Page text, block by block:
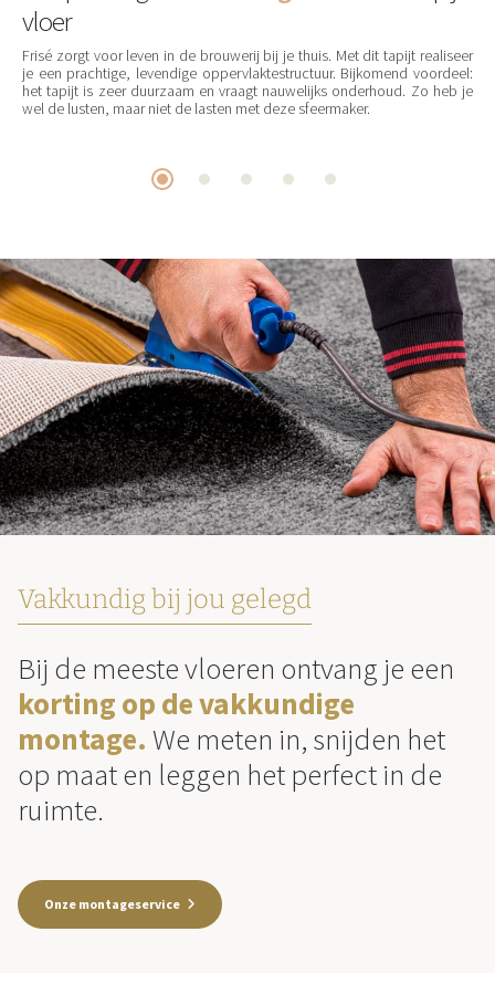
vloer
Frisé zorgt voor leven in de brouwerij bij je thuis. Met dit tapijt realiseer
je een prachtige, levendige oppervlaktestructuur. Bijkomend voordeel:
het tapijt is zeer duurzaam en vraagt nauwelijks onderhoud. Zo heb je
wel de lusten, maar niet de lasten met deze sfeermaker.
Vakkundig bij jou gelegd
Bij de meeste vloeren ontvang je een
korting op de vakkundige
montage. We meten in, snijden het
op maat en leggen het perfect in de
ruimte.
Onze montageservice